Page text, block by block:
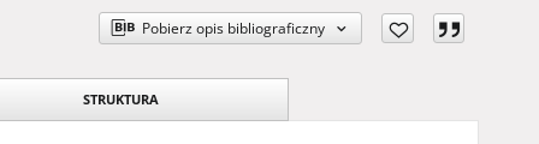
Pobierz opis bibliograficzny
STRUKTURA